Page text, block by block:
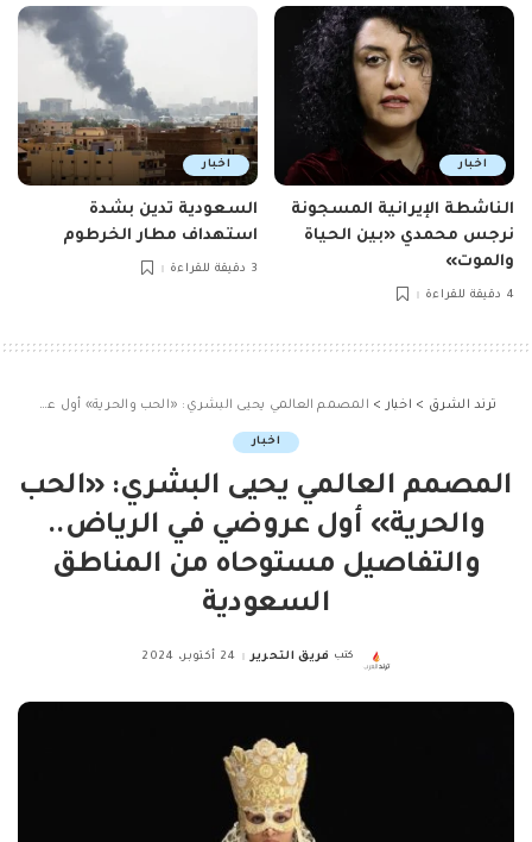
اخبار
الناشطة الإيرانية المسجونة
نرجس محمدي «بين الحياة
والموت»
4 دقيقة للقراءة
اخبار
السعودية تدين بشدة
استهداف مطار الخرطوم
3 دقيقة للقراءة
ترند الشرق > اخبار > المصمم العالمي يحيى البشري: «الحب والحرية» أول عروضي في الرياض.. والتفاصيل مستوحاه من المناطق السعودية
اخبار
المصمم العالمي يحيى البشري: «الحب
والحرية» أول عروضي في الرياض..
والتفاصيل مستوحاه من المناطق
السعودية
Posted
كتب فريق التحرير 24 أكتوبر، 2024